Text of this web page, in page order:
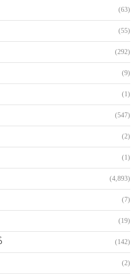
(63)
(55)
(292)
(9)
(1)
(547)
(2)
(1)
(4,893)
(7)
(19)
(142)
(2)